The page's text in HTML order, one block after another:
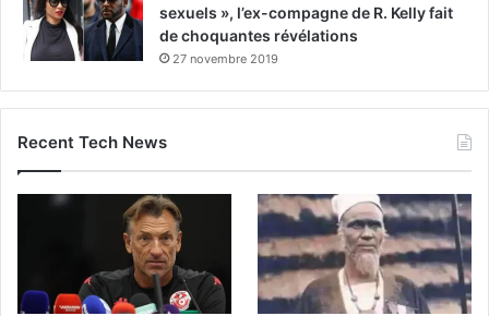
sexuels », l’ex-compagne de R. Kelly fait
de choquantes révélations
27 novembre 2019
Recent Tech News